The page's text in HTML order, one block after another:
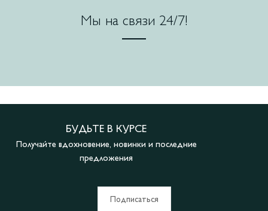
Мы на связи 24/7!
БУДЬТЕ В КУРСЕ
Получайте вдохновение, новинки и последние
предложения
Подписаться